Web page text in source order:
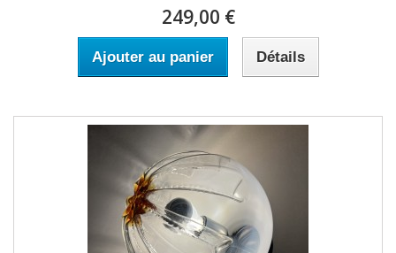
249,00 €
Ajouter au panier Détails